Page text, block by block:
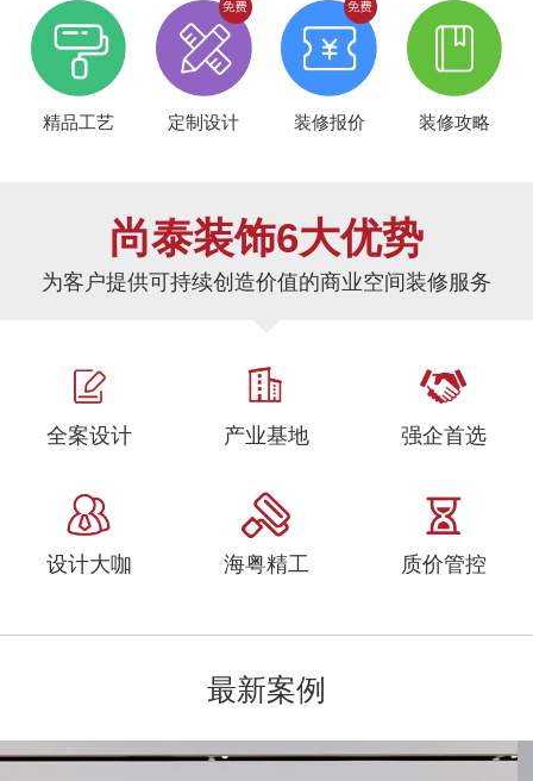
精品工艺 定制设计 装修报价 装修攻略
尚泰装饰6大优势
为客户提供可持续创造价值的商业空间装修服务
全案设计 产业基地 强企首选
设计大咖 海粤精工 质价管控
最新案例